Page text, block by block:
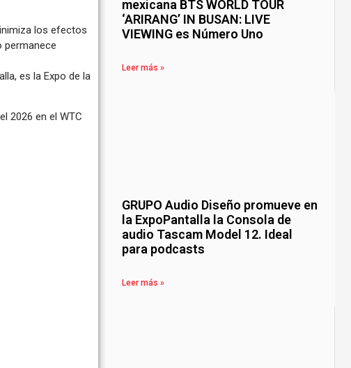
los efectos
permanece
es la Expo de la
2026 en el WTC
mexicana BTS WORLD TOUR
‘ARIRANG’ IN BUSAN: LIVE
VIEWING es Número Uno
Leer más »
GRUPO Audio Diseño promueve en
la ExpoPantalla la Consola de
audio Tascam Model 12. Ideal
para podcasts
Leer más »